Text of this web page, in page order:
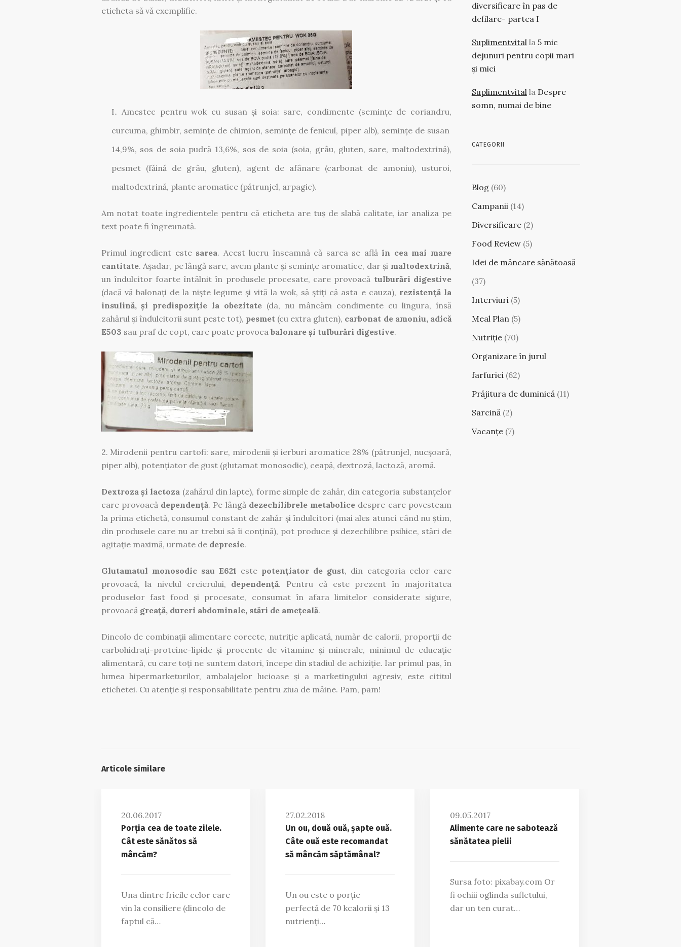
eticheta să vă exemplific.
Amestec pentru wok cu susan și soia: sare, condimente (semințe de coriandru,
curcuma, ghimbir, semințe de chimion, semințe de fenicul, piper alb), semințe de susan
14,9%, sos de soia pudră 13,6%, sos de soia (soia, grâu, gluten, sare, maltodextrină),
pesmet (făină de grâu, gluten), agent de afânare (carbonat de amoniu), usturoi,
maltodextrină, plante aromatice (pătrunjel, arpagic).
Am notat toate ingredientele pentru că eticheta are tuș de slabă calitate, iar analiza pe
text poate fi îngreunată.
Primul ingredient este sarea. Acest lucru înseamnă că sarea se aflăîn cea mai mare
cantitate. Așadar, pe lângă sare, avem plante și semințe aromatice, dar și maltodextrină,
un îndulcitor foarte întâlnit în produsele procesate, care provoacă tulburări digestive
(dacă vă balonați de la niște legume și vită la wok, să știți că asta e cauza), rezistență la
insulină, și predispoziție la obezitate(da, nu mâncăm condimente cu lingura, însă
zahărul și îndulcitorii sunt peste tot), pesmet (cu extra gluten), carbonat de amoniu, adică
E503 sau praf de copt, care poate provoca balonare și tulburări digestive.
2. Mirodenii pentru cartofi: sare, mirodenii și ierburi aromatice 28% (pătrunjel, nucșoară,
piper alb), potențiator de gust (glutamat monosodic), ceapă, dextroză, lactoză, aromă.
Dextroza și lactoza (zahărul din lapte), forme simple de zahăr, din categoria substanțelor
care provoacă dependență. Pe lângă dezechilibrele metabolice despre care povesteam
la prima etichetă, consumul constant de zahăr și îndulcitori (mai ales atunci când nu știm,
din produsele care nu ar trebui să îi conțină), pot produce și dezechilibre psihice, stări de
agitație maximă, urmate de depresie.
Glutamatul monosodic sau E621 este potențiator de gust, din categoria celor care
provoacă, la nivelul creierului, dependență. Pentru că este prezent în majoritatea
produselor fast food și procesate, consumat în afara limitelor considerate sigure,
provoacă greață, dureri abdominale, stări de amețeală.
Dincolo de combinații alimentare corecte, nutriție aplicată, număr de calorii, proporții de
carbohidrați-proteine-lipide și procente de vitamine și minerale, minimul de educație
alimentară, cu care toți ne suntem datori, începe din stadiul de achiziție. Iar primul pas, în
lumea hipermarketurilor, ambalajelor lucioase și a marketingului agresiv, este cititul
etichetei. Cu atenție și responsabilitate pentru ziua de mâine. Pam, pam!
diversificare în pas de
defilare- partea I
Suplimentvitalla 5 mic
dejunuri pentru copii mari
și mici
Suplimentvitalla Despre
somn, numai de bine
CATEGORII
Blog(60)
Campanii(14)
Diversificare(2)
Food Review(5)
Idei de mâncare sănătoasă
(37)
Interviuri(5)
Meal Plan(5)
Nutriție(70)
Organizare în jurul
farfuriei(62)
Prăjitura de duminică(11)
Sarcină(2)
Vacanțe(7)
Articole similare
20.06.2017
Porția cea de toate zilele.
Cât este sănătos să
mâncăm?
Una dintre fricile celor care
vin la consiliere (dincolo de
faptul că…
27.02.2018
Un ou, două ouă, șapte ouă.
Câte ouă este recomandat
să mâncăm săptămânal?
Un ou este o porție
perfectă de 70 kcalorii și 13
nutrienți…
09.05.2017
Alimente care ne sabotează
sănătatea pielii
Sursa foto: pixabay.com Or
fi ochiii oglinda sufletului,
dar un ten curat…